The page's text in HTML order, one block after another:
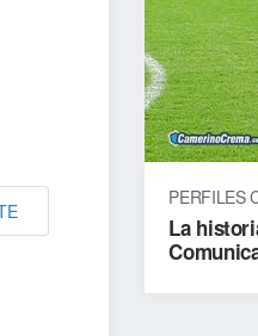
PERFILES
La